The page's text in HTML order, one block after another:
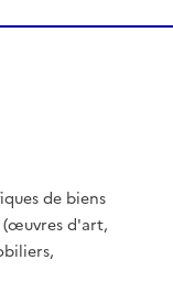
de biens
(œuvres d'art,